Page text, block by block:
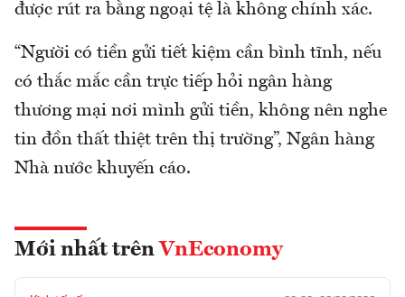
được rút ra bằng ngoại tệ là không chính xác.
“Người có tiền gửi tiết kiệm cần bình tĩnh, nếu
có thắc mắc cần trực tiếp hỏi ngân hàng
thương mại nơi mình gửi tiền, không nên nghe
tin đồn thất thiệt trên thị trường”, Ngân hàng
Nhà nước khuyến cáo.
Mới nhất trên VnEconomy